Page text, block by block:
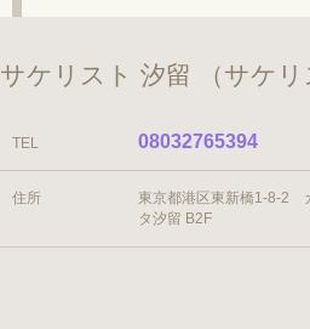
サケリスト 汐留 （サケ
TEL 08032765394
住所
東京都港区東新橋1-8-2
タ汐留 B2F